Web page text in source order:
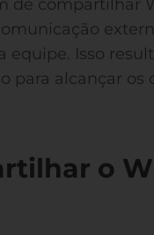
de compartilhar
equipe. Isso
para alcançar os
o